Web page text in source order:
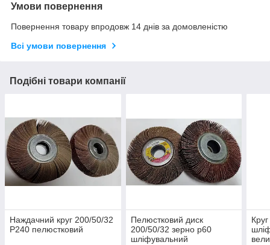
Умови повернення
Повернення товару впродовж 14 днів за домовленістю
Всі умови повернення
Подібні товари компанії
Наждачний круг 200/50/32
Р240 пелюстковий
Пелюстковий диск
200/50/32 зерно р60
шліфувальний